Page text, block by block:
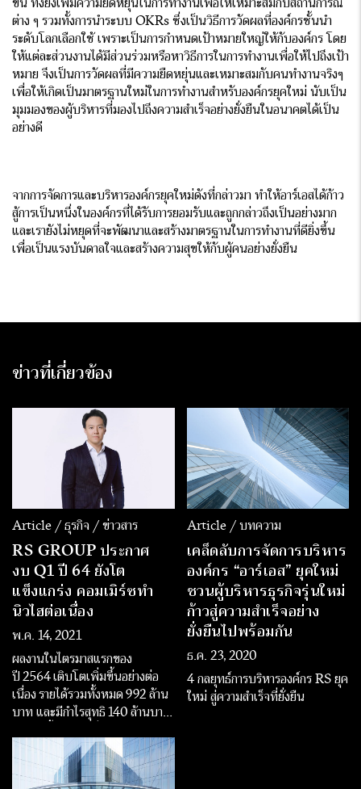
ขึ้น ทั้งยังเพิ่มความยืดหยุ่นในการทำงานเพื่อให้เหมาะสมกับสถานการณ์
ต่าง ๆ รวมทั้งการนำระบบ OKRs ซึ่งเป็นวิธีการวัดผลที่องค์กรชั้นนำ
ระดับโลกเลือกใช้ เพราะเป็นการกำหนดเป้าหมายใหญ่ให้กับองค์กร โดย
ให้แต่ละส่วนงานได้มีส่วนร่วมหรือหาวิธีการในการทำงานเพื่อให้ไปถึงเป้า
หมาย จึงเป็นการวัดผลที่มีความยืดหยุ่นและเหมาะสมกับคนทำงานจริงๆ
เพื่อให้เกิดเป็นมาตรฐานใหม่ในการทำงานสำหรับองค์กรยุคใหม่ นับเป็น
มุมมองของผู้บริหารที่มองไปถึงความสำเร็จอย่างยั่งยืนในอนาคตได้เป็น
อย่างดี
จากการจัดการและบริหารองค์กรยุคใหม่ดังที่กล่าวมา ทำให้อาร์เอสได้ก้าว
สู้การเป็นหนึ่งในองค์กรที่ได้รับการยอมรับและถูกกล่าวถึงเป็นอย่างมาก
และเรายังไม่หยุดที่จะพัฒนาและสร้างมาตรฐานในการทำงานที่ดียิ่งขึ้น
เพื่อเป็นแรงบันดาลใจและสร้างความสุขให้กับผู้คนอย่างยั่งยืน
ข่าวที่เกี่ยวข้อง
Article / ธุรกิจ / ข่าวสาร
RS GROUP ประกาศ
งบ Q1 ปี 64 ยังโต
แข็งแกร่ง คอมเมิร์ซทำ
นิวไฮต่อเนื่อง
พ.ค. 14, 2021
ผลงานในไตรมาสแรกของ
ปี 2564 เติบโตเพิ่มขึ้นอย่างต่อ
เนื่อง รายได้รวมทั้งหมด 992 ล้าน
บาท และมีกำไรสุทธิ 140 ล้านบาท
ไตรมาสก่อนหน้า
Article / บทความ
เคล็ดลับการจัดการบริหาร
องค์กร “อาร์เอส” ยุคใหม่
ชวนผู้บริหารธุรกิจรุ่นใหม่
ก้าวสู่ความสำเร็จอย่าง
ยั่งยืนไปพร้อมกัน
ธ.ค. 23, 2020
4 กลยุทธ์การบริหารองค์กร RS ยุค
ใหม่ สู่ความสำเร็จที่ยั่งยืน